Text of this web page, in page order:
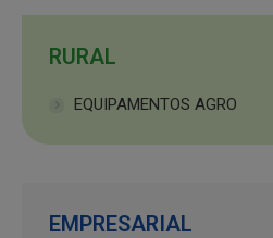
RURAL
EQUIPAMENTOS AGRO
EMPRESARIAL